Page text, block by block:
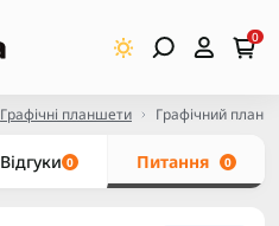
0
Графічні планшети Графічний
Відгуки 0 Питання 0